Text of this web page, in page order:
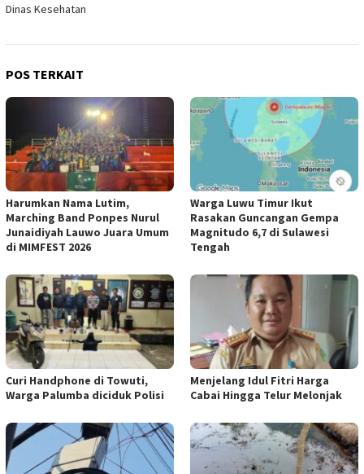
Dinas Kesehatan
POS TERKAIT
Harumkan Nama Lutim,
Marching Band Ponpes Nurul
Junaidiyah Lauwo Juara Umum
di MIMFEST 2026
Warga Luwu Timur Ikut
Rasakan Guncangan Gempa
Magnitudo 6,7 di Sulawesi
Tengah
Curi Handphone di Towuti,
Warga Palumba diciduk Polisi
Menjelang Idul Fitri Harga
Cabai Hingga Telur Melonjak